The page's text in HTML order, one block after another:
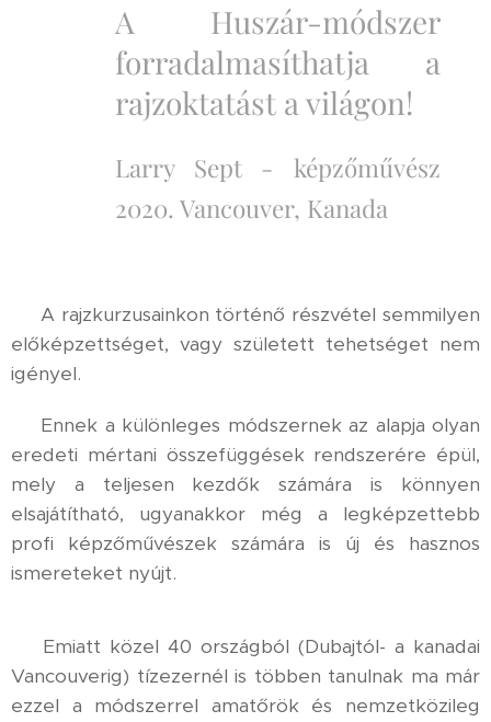
A Huszár-módszer
forradalmasíthatja a
rajzoktatást a világon!
Larry Sept -
képzőművész
2020. Vancouver, Kanada
⚜️ A rajzkurzusainkon történő részvétel semmilyen
előképzettséget, vagy született tehetséget nem
igényel.
⚜️ Ennek a különleges módszernek az alapja olyan
eredeti mértani összefüggések rendszerére épül,
mely a teljesen kezdők számára is könnyen
elsajátítható, ugyanakkor még a legképzettebb
profi képzőművészek számára is új és hasznos
ismereteket nyújt.
⚜️ Emiatt közel 40 országból (Dubajtól- a kanadai
Vancouverig) tízezernél is többen tanulnak ma már
ezzel a módszerrel amatőrök és nemzetközileg